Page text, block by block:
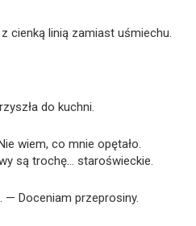
cienką linią zamiast uśmiechu.
do kuchni.
wiem, co mnie opętało.
są trochę… staroświeckie.
— Doceniam przeprosiny.